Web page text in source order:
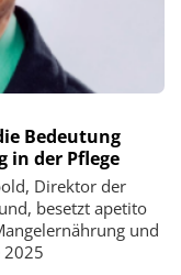
Bedeutung
in der Pflege
Direktor der
besetzt apetito
und
2025